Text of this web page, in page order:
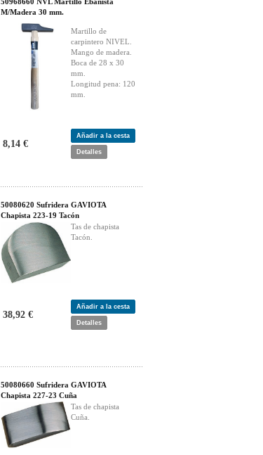
M/Madera 30 mm.
Martillo de
carpintero NIVEL.
Mango de madera.
Boca de 28 x 30
mm.
Longitud pena: 120
mm.
8,14 €
Añadir a la cesta
Detalles
50080620 Sufridera GAVIOTA
Chapista 223-19 Tacón
Tas de chapista
Tacón.
38,92 €
Añadir a la cesta
Detalles
50080660 Sufridera GAVIOTA
Chapista 227-23 Cuña
Tas de chapista
Cuña.